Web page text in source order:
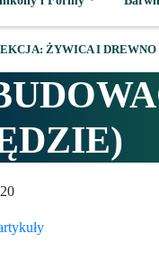
ŻYWICA I DREWNO